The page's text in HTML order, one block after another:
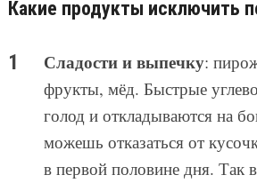
Какие продукты исключить
Сладости и выпечку:
фрукты, мёд. Быстрые
голод и откладываются на
можешь отказаться от
в первой половине дня. Так